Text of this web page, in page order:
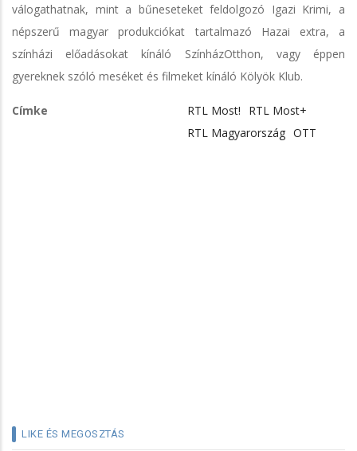
válogathatnak, mint a bűneseteket feldolgozó Igazi Krimi, a
népszerű magyar produkciókat tartalmazó Hazai extra, a
színházi előadásokat kínáló SzínházOtthon, vagy éppen
gyereknek szóló meséket és filmeket kínáló Kölyök Klub.
Címke RTL Most!
RTL Most+
RTL Magyarország OTT
LIKE ÉS MEGOSZTÁS